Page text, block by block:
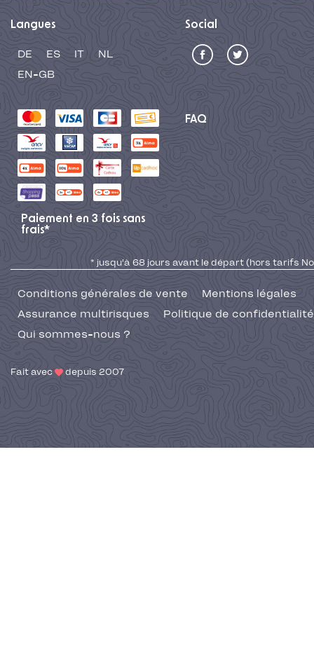
Langues
DE ES IT
NL
EN-GB
Social
FAQ
Paiement en 3 fois sans
frais*
* jusqu'à 68 jours avant le départ (hors tarifs No
Conditions générales de vente
Mentions légales
Assurance multirisques
Politique de confidentialité
Qui sommes-nous ?
Fait avec depuis 2007